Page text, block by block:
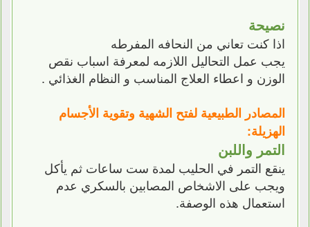
نصيحة
اذا كنت تعاني من النحافه المفرطه
يجب عمل التحاليل اللازمه لمعرفة اسباب نقص
الوزن و اعطاء العلاج المناسب و النظام الغذائي .
المصادر الطبيعية لفتح الشهية وتقوية الأجسام
الهزيلة:
التمر واللبن
ينقع التمر في الحليب لمدة ست ساعات ثم يأكل
ويجب على الاشخاص المصابين بالسكري عدم
استعمال هذه الوصفة.